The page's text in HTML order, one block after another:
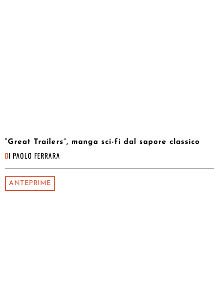
“Great Trailers”, manga sci-fi dal sapore classico
DI PAOLO FERRARA
ANTEPRIME